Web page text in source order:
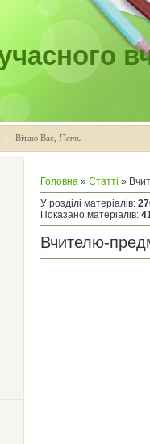
Вітаю Вас Гість
Головна » Статті »
У розділі матеріалів:
Показано матеріалів:
Вчителю-